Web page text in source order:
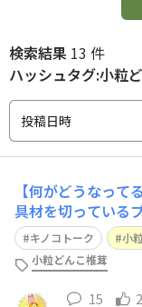
検索結果 13 件
ハッシュタグ:小粒
投稿日時
【何がどうなって
具材を切っている
と…👀 何故か陣痛
ているばすがない
になってしまったプー😳 って ところで早朝
リ🫨して目が覚め
キノコトーク
小
小粒どんこ椎茸
15